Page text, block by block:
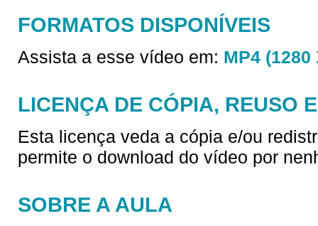
FORMATOS DISPONÍVEIS
Assista a esse vídeo em: MP4 (1280
LICENÇA DE CÓPIA, REUSO
Esta licença veda a cópia e/ou
permite o download do vídeo por
SOBRE A AULA